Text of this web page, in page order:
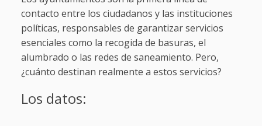
contacto entre los ciudadanos y las instituciones
políticas, responsables de garantizar servicios
esenciales como la recogida de basuras, el
alumbrado o las redes de saneamiento. Pero,
¿cuánto destinan realmente a estos servicios?
Los datos: